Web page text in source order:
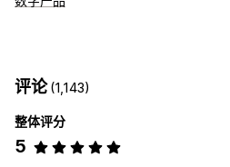
下载管理
电子邮件传送
无限制下载
分析 外部托管
评论(1,143)
整体评分
5